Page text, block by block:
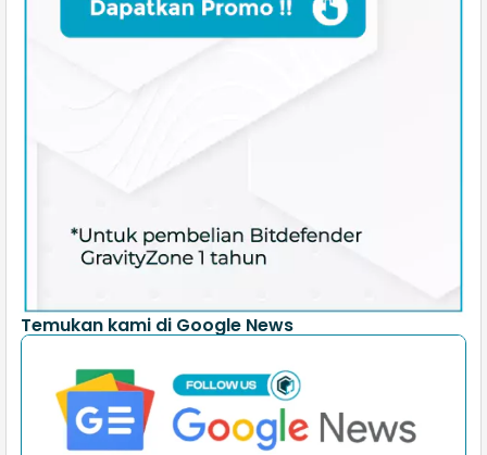
Temukan kami di Google News